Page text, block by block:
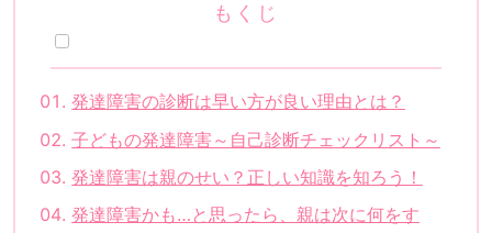
もくじ
発達障害の診断は早い方が良い理由とは？
子どもの発達障害～自己診断チェックリスト～
発達障害は親のせい？正しい知識を知ろう！
発達障害かも…と思ったら、親は次に何をす